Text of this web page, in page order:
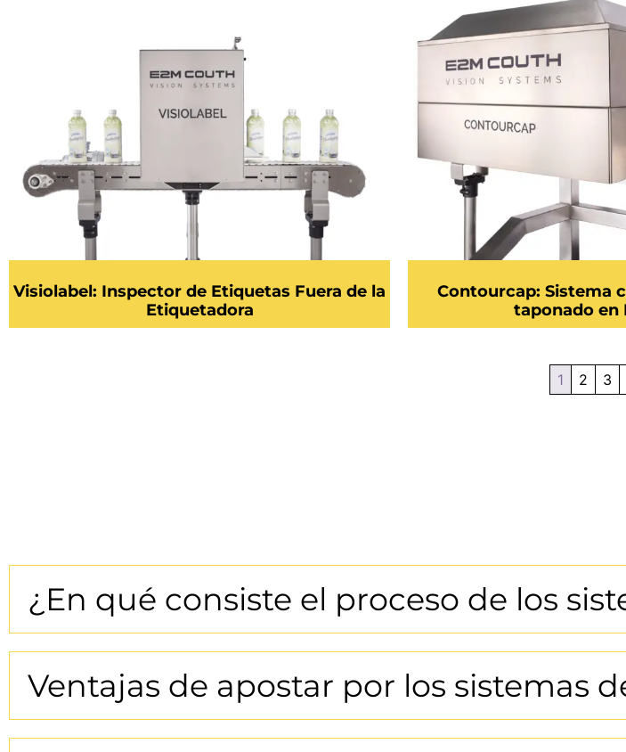
Visiolabel: Inspector de Etiquetas Fuera de la
Etiquetadora
Contourcap: Sistema
taponado en
1 2 3
¿En qué consiste el proceso de los
Ventajas de apostar por los sistemas